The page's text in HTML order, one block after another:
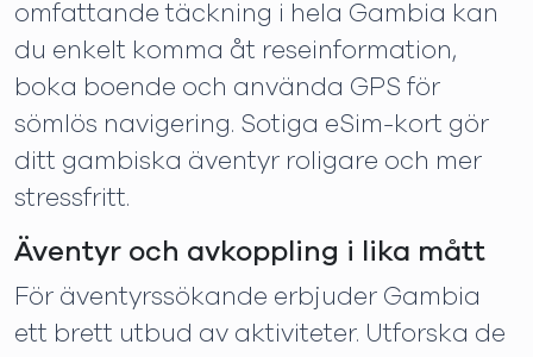
omfattande täckning i hela Gambia kan
du enkelt komma åt reseinformation,
boka boende och använda GPS för
sömlös navigering. Sotiga eSim-kort gör
ditt gambiska äventyr roligare och mer
stressfritt.
Äventyr och avkoppling i lika mått
För äventyrssökande erbjuder Gambia
ett brett utbud av aktiviteter. Utforska de